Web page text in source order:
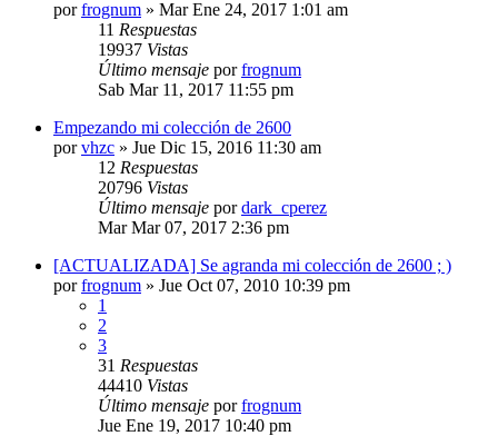
porfrognum » Mar Ene 24, 2017 1:01 am
11 Respuestas
19937 Vistas
Último mensaje porfrognum
Sab Mar 11, 2017 11:55 pm
Empezando mi colección de 2600
porvhzc » Jue Dic 15, 2016 11:30 am
12 Respuestas
20796 Vistas
Último mensaje pordark_cperez
Mar Mar 07, 2017 2:36 pm
[ACTUALIZADA] Se agranda mi colección de 2600 ; )
porfrognum » Jue Oct 07, 2010 10:39 pm
1
2
3
31 Respuestas
44410 Vistas
Último mensaje porfrognum
Jue Ene 19, 2017 10:40 pm